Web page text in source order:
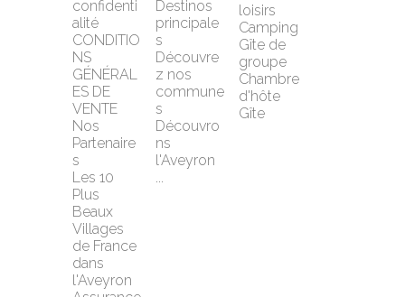
confidenti
alité
CONDITIO
NS
GÉNÉRAL
ES DE
VENTE
Nos
Partenaire
s
Les 10
Plus
Beaux
Villages
de France
dans
l'Aveyron
Destinos
principale
s
Découvre
z nos
commune
s
Découvro
ns
l'Aveyron
loisirs
Camping
Gîte de
groupe
Chambre
d'hôte
Gîte